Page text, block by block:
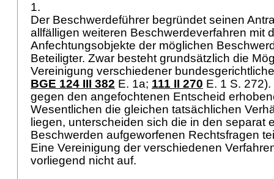
1.
Der Beschwerdeführer begründet seinen
allfälligen weiteren Beschwerdeverfahren mit
Anfechtungsobjekte der möglichen
Beteiligter. Zwar besteht grundsätzlich die
Vereinigung verschiedener
BGE 124 III 382 E. 1a; 111 II 270 E. 1 S.
gegen den angefochtenen Entscheid
Wesentlichen die gleichen tatsächlichen
liegen, unterscheiden sich die in den separat
Beschwerden aufgeworfenen Rechtsfragen
Eine Vereinigung der verschiedenen
vorliegend nicht auf.